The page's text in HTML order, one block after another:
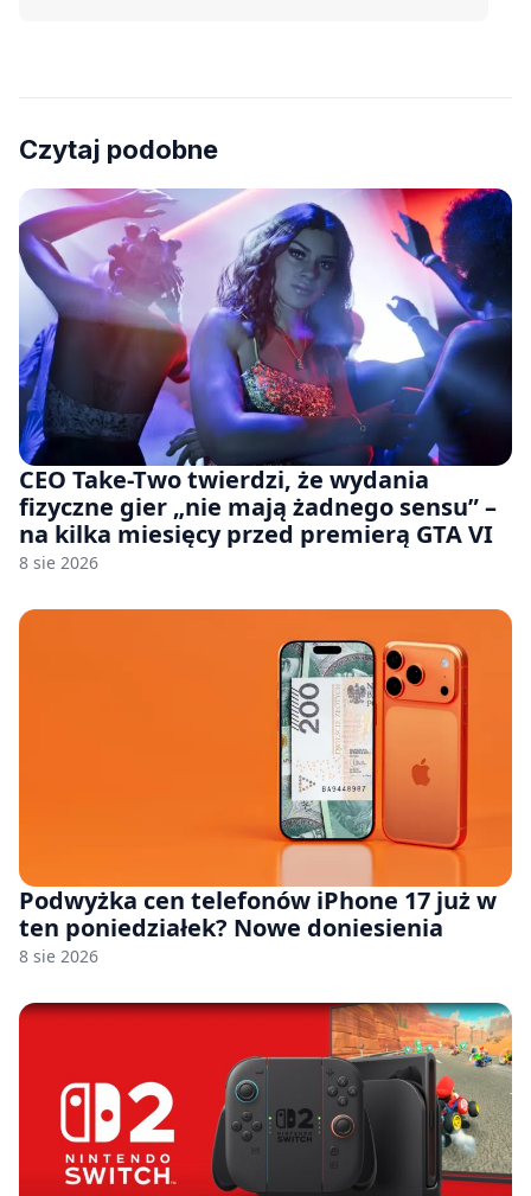
Czytaj podobne
CEO Take-Two twierdzi, że wydania
fizyczne gier „nie mają żadnego sensu” –
na kilka miesięcy przed premierą GTA VI
8 sie 2026
Podwyżka cen telefonów iPhone 17 już w
ten poniedziałek? Nowe doniesienia
8 sie 2026